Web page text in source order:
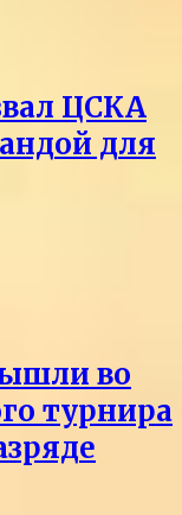
ЦСКА
для
во
турнира